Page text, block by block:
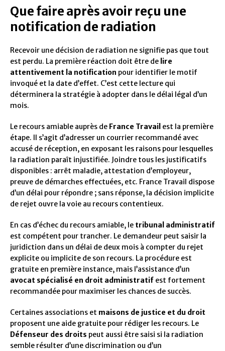
Que faire après avoir reçu une
notification de radiation
Recevoir une décision de radiation ne signifie pas que tout
est perdu. La première réaction doit être de lire
attentivement la notification pour identifier le motif
invoqué et la date d’effet. C’est cette lecture qui
déterminera la stratégie à adopter dans le délai légal d’un
mois.
Le recours amiable auprès de France Travail est la première
étape. Il s’agit d’adresser un courrier recommandé avec
accusé de réception, en exposant les raisons pour lesquelles
la radiation paraît injustifiée. Joindre tous les justificatifs
disponibles : arrêt maladie, attestation d’employeur,
preuve de démarches effectuées, etc. France Travail dispose
d’un délai pour répondre ; sans réponse, la décision implicite
de rejet ouvre la voie au recours contentieux.
En cas d’échec du recours amiable, le tribunal administratif
est compétent pour trancher. Le demandeur peut saisir la
juridiction dans un délai de deux mois à compter du rejet
explicite ou implicite de son recours. La procédure est
gratuite en première instance, mais l’assistance d’un
avocat spécialisé en droit administratif est fortement
recommandée pour maximiser les chances de succès.
Certaines associations et maisons de justice et du droit
proposent une aide gratuite pour rédiger les recours. Le
Défenseur des droits peut aussi être saisi si la radiation
semble résulter d’une discrimination ou d’un